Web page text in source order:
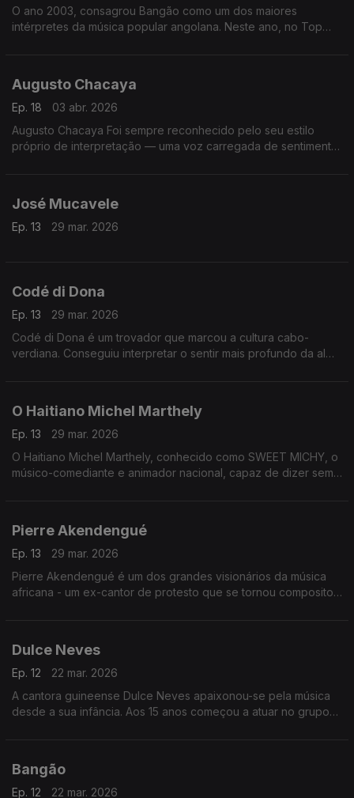
O ano 2003, consagrou Bangão como um dos maiores
intérpretes da música popular angolana. Neste ano, no Top
Augusto Chacaya
Ep. 18
03 abr. 2026
Augusto Chacaya Foi sempre reconhecido pelo seu estilo
próprio de interpretação — uma voz carregada de sentimento,
José Mucavele
Ep. 13 29 mar. 2026
Codé di Dona
Ep. 13
29 mar. 2026
Codé di Dona é um trovador que marcou a cultura cabo-
verdiana. Conseguiu interpretar o sentir mais profundo da alma
O Haitiano Michel Marthely
Ep. 13
29 mar. 2026
O Haitiano Michel Marthely, conhecido como SWEET MICHY, o
músico-comediante e animador nacional, capaz de dizer sem
Pierre Akendengué
Ep. 13
29 mar. 2026
Pierre Akendengué é um dos grandes visionários da música
africana - um ex-cantor de protesto que se tornou compositor
Dulce Neves
Ep. 12
22 mar. 2026
A cantora guineense Dulce Neves apaixonou-se pela música
desde a sua infância. Aos 15 anos começou a atuar no grupo
Bangão
Ep. 12
22 mar. 2026